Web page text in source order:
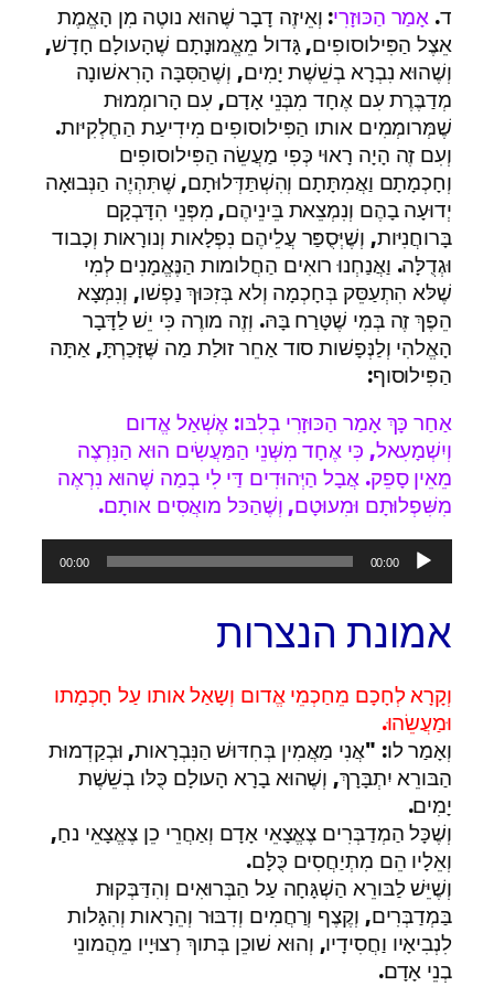
ד. אָמַר הַכּוּזָרִי: וְאֵיזֶה דָבָר שֶׁהוּא נוטֶה מִן הָאֱמֶת
אֵצֶל הַפִּילוסופִים, גָּדול מֵאֱמוּנָתָם שֶׁהָעולָם חָדָשׁ,
וְשֶׁהוּא נִבְרָא בְשֵׁשֶׁת יָמִים, וְשֶׁהַסִּבָּה הָרִאשׁונָה
מְדַבֶּרֶת עִם אֶחָד מִבְּנֵי אָדָם, עִם הָרומְמוּת
שֶׁמְּרומְמִים אותו הַפִּילוסופִים מִידִיעַת הַחֶלְקִיּות.
וְעִם זֶה הָיָה רָאוּי כְּפִי מַעֲשֵׂה הַפִּילוסופִים
וְחָכְמָתָם וַאֲמִתָּתָם וְהִשְׁתַּדְּלוּתָם, שֶׁתִּהְיֶה הַנְּבוּאָה
יְדוּעָה בָהֶם וְנִמְצֵאת בֵּינֵיהֶם, מִפְּנֵי הִדָּבְקָם
בָּרוחֲנִיּות, וְשֶׁיְּסֻפַּר עֲלֵיהֶם נִפְלָאות וְנורָאות וְכָבוד
וּגְדֻלָּה. וַאֲנַחְנוּ רואִים הַחֲלומות הַנֶּאֱמָנִים לְמִי
שֶׁלּא הִתְעַסֵּק בְּחָכְמָה וְלא בְּזִכּוּךְ נַפְשׁו, וְנִמְצָא
הֵפֶךְ זֶה בְּמִי שֶׁטָּרַח בָּהּ. וְזֶה מורֶה כִּי יֵשׁ לַדָּבָר
הָאֱלהִי וְלַנְּפָשׁות סוד אַחֵר זוּלַת מַה שֶּׁזָּכַרְתָּ, אַתָּה
הַפִּילוסוף:
אַחַר כָּךְ אָמַר הַכּוּזָרִי בְלִבּו: אֶשְׁאַל אֱדום
וְיִשְׁמָעִאל, כִּי אֶחָד מִשְּׁנֵי הַמַּעֲשִׂים הוּא הַנִּרְצֶה
מֵאֵין סָפֵק. אֲבָל הַיְּהוּדִים דַּי לִי בְמַה שֶׁהוּא נִרְאֶה
מִשִּׁפְלוּתָם וּמִעוּטָם, וְשֶׁהַכּל מואֲסִים אותָם.
אודיו
00:00
00:00
אמונת הנצרות
וְקָרָא לְחָכָם מֵחַכְמֵי אֱדום וְשָאַל אותו עַל חָכְמָתו
וּמַעֲשֵׂהוּ.
וְאָמַר לו: "אֲנִי מַאֲמִין בְּחִדּוּשׁ הַנִּבְרָאות, וּבְקַדְמוּת
הַבּורֵא יִתְבָּרָךְ, וְשֶׁהוּא בָרָא הָעולָם כֻּלּו בְשֵׁשֶׁת
יָמִים.
וְשֶׁכָּל הַמְדַבְּרִים צֶאֱצָאֵי אָדָם וְאַחֲרֵי כֵן צֶאֱצָאֵי נחַ,
וְאֵלָיו הֵם מִתְיַחֲסִים כֻּלָּם.
וְשֶׁיֵּשׁ לַבּורֵא הַשְׁגָּחָה עַל הַבְּרוּאִים וְהִדַּבְּקוּת
בַּמְדַבְּרִים, וְקֶצֶף וְרַחֲמִים וְדִבּוּר וְהֵרָאות וְהִגָּלות
לִנְבִיאָיו וַחֲסִידָיו, וְהוּא שׁוכֵן בְּתוךְ רְצוּיָיו מֵהֲמונֵי
בְנֵי אָדָם.